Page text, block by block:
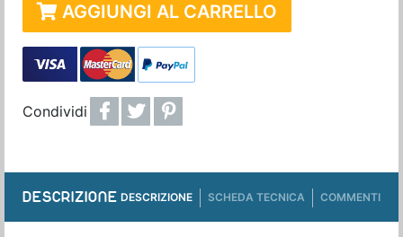
AGGIUNGI AL CARRELLO
Condividi
DESCRIZIONE DESCRIZIONE SCHEDA TECNICA COMMENTI